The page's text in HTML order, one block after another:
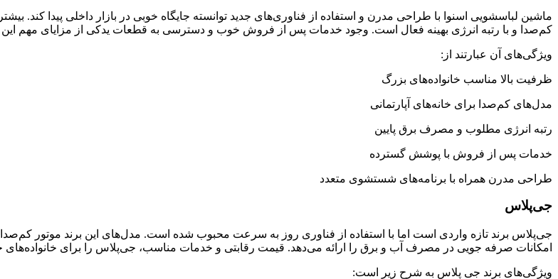
کم‌صدا و با رتبه انرژی بهینه فعال است. وجود خدمات پس از فروش خوب و دسترسی به قطعات یدکی از مزایای مهم
ویژگی‌های آن عبارتند از:
ظرفیت بالا مناسب خانواده‌های بزرگ
مدل‌های کم‌صدا برای خانه‌های آپارتمانی
رتبه انرژی مطلوب و مصرف برق پایین
خدمات پس از فروش با پوشش گسترده
طراحی مدرن همراه با برنامه‌های شستشوی متعدد
جی‌پلاس
جی‌پلاس برند تازه‌ واردی است اما با استفاده از فناوری روز به سرعت محبوب شده است. مدل‌های این برند موتور
امکانات صرفه‌ جویی در مصرف آب و برق را ارائه می‌دهد. قیمت رقابتی و خدمات مناسب، جی‌پلاس را برای
ویژگی‌های برند جی پلاس به شرح زیر است: